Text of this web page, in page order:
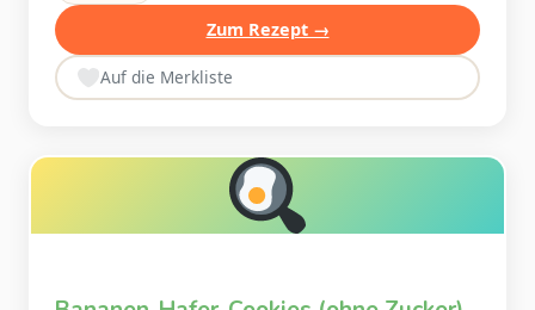
Zum Rezept →
Auf die Merkliste